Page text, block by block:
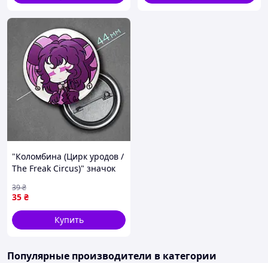
"Коломбина (Цирк уродов /
The Freak Circus)" значок
мм
35 ₴
39₴
Купить
Популярные производители в категории